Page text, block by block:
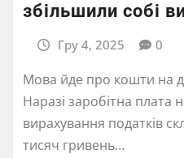
збільшили собі
Гру 4, 2025 0
Мова йде про кошти на
Наразі заробітна плата
вирахування податків
тисяч гривень…